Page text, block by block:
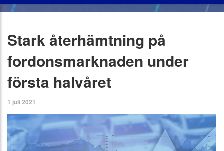
Stark återhämtning på
fordonsmarknaden under
första halvåret
1 juli 2021